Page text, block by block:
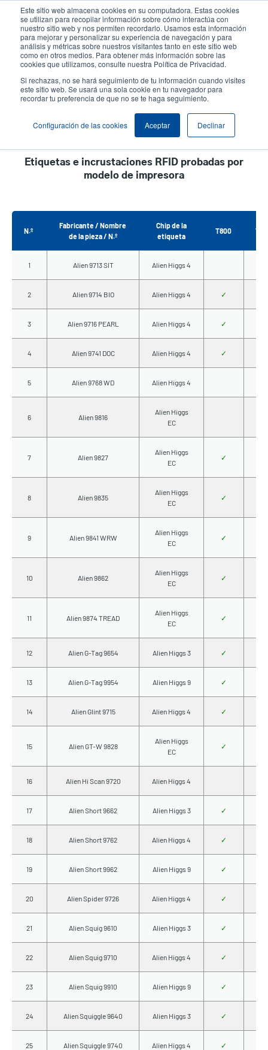
Este sitio web almacena cookies en su computadora. Estas cookies
se utilizan para recopilar información sobre cómo interactúa con
nuestro sitio web y nos permiten recordarlo. Usamos esta información
para mejorar y personalizar su experiencia de navegación y para
análisis y métricas sobre nuestros visitantes tanto en este sitio web
como en otros medios. Para obtener más información sobre las
cookies que utilizamos, consulte nuestra Política de Privacidad.
Si rechazas, no se hará seguimiento de tu información cuando visites
este sitio web. Se usará una sola cookie en tu navegador para
recordar tu preferencia de que no se te haga seguimiento.
Configuración de las cookies Aceptar Declinar
contenido
principal
User
account
menu
User
Header
Selector de productos
Etiquetas e incrustaciones RFID
Etiquetas e incrustaciones RFID probadas por
modelo de impresora
N.º
Fabricante / Nombre
de la pieza / N.º
Chip de la
etiqueta
T800
1 Alien 9713 SIT Alien Higgs 4
2 Alien 9714 BIO Alien Higgs 4 ✓
3 Alien 9716 PEARL Alien Higgs 4 ✓
4 Alien 9741 DOC Alien Higgs 4 ✓
5 Alien 9768 WD Alien Higgs 4
6 Alien 9816
Alien Higgs
EC
7 Alien 9827
Alien Higgs
EC
✓
8 Alien 9835
Alien Higgs
EC
✓
9 Alien 9841 WRW
Alien Higgs
EC
✓
10 Alien 9862
Alien Higgs
EC
✓
11 Alien 9874 TREAD
Alien Higgs
EC
✓
12 Alien G-Tag 9654 Alien Higgs 3 ✓
13 Alien G-Tag 9954 Alien Higgs 9 ✓
14 Alien Glint 9715 Alien Higgs 4 ✓
15 Alien GT-W 9828
Alien Higgs
EC
✓
16 Alien Hi Scan 9720 Alien Higgs 4
17 Alien Short 9662 Alien Higgs 3 ✓
18 Alien Short 9762 Alien Higgs 4 ✓
19 Alien Short 9962 Alien Higgs 9 ✓
20 Alien Spider 9726 Alien Higgs 4 ✓
21 Alien Squig 9610 Alien Higgs 3 ✓
22 Alien Squig 9710 Alien Higgs 4 ✓
23 Alien Squig 9910 Alien Higgs 9 ✓
24 Alien Squiggle 9640 Alien Higgs 3 ✓
25 Alien Squiggle 9740 Alien Higgs 4 ✓